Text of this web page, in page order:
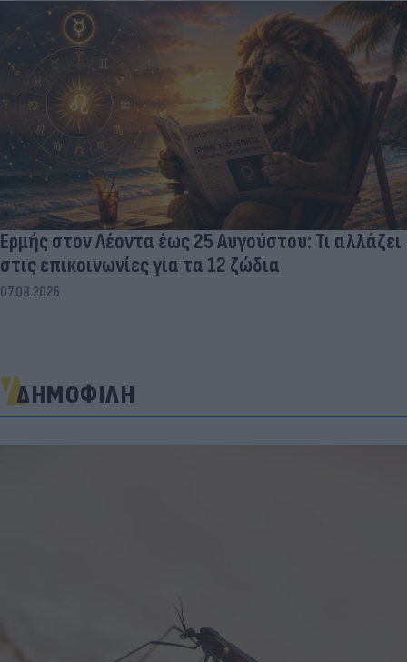
Ερμής στον Λέοντα έως 25 Αυγούστου: Τι αλλάζει
στις επικοινωνίες για τα 12 ζώδια
07.08.2026
ΔΗΜΟΦΙΛΗ